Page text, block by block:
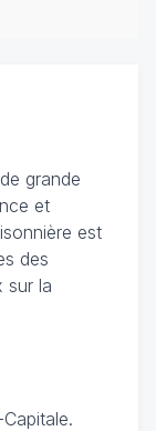
grande
et
est
des
sur la